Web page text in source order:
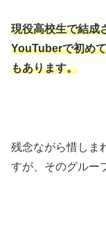
現役高校生で結成
YouTuberで初め
もあります。
残念ながら惜しま
すが、そのグルー